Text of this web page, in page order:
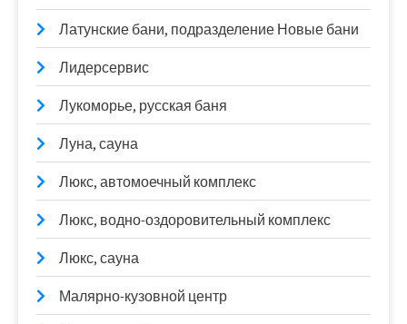
Латунские бани, подразделение Новые бани
Лидерсервис
Лукоморье, русская баня
Луна, сауна
Люкс, автомоечный комплекс
Люкс, водно-оздоровительный комплекс
Люкс, сауна
Малярно-кузовной центр